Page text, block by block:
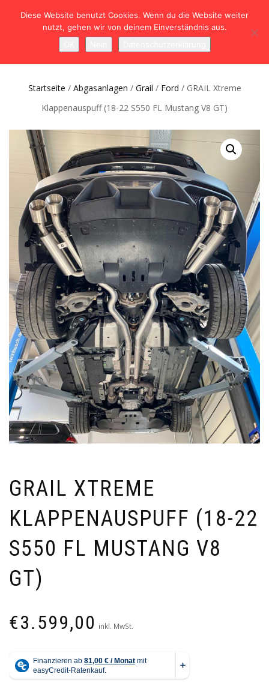
NAVIGATION
0
Startseite / Abgasanlagen / Grail / Ford / GRAIL Xtreme
Klappenauspuff (18-22 S550 FL Mustang V8 GT)
GRAIL XTREME
KLAPPENAUSPUFF (18-22
S550 FL MUSTANG V8
GT)
€3.599,00 inkl. MwSt.
Diese Website benutzt Cookies. Wenn du die Website weiter
nutzt, gehen wir von deinem Einverständnis aus.